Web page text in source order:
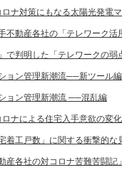
ナ対策にもなる太陽光発電
不動産各社の「テレワーク活
で判明した「テレワークの弱
ョン管理新潮流──新ツール編
ョン管理新潮流 ──混乱編
ナによる住宅入手意欲の変
着工戸数」に関する衝撃的な
産各社の対コロナ苦難苦闘記